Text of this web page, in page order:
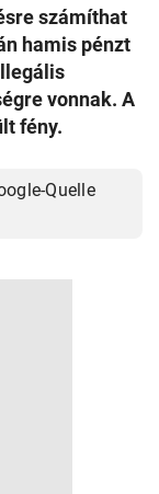
számíthat
hamis pénzt
vonnak. A
fény.
Quelle